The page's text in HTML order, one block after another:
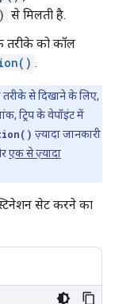
से मिलती है.
तरीके को कॉल
.
तरीके से दिखाने के लिए,
ट्रिप के वेपॉइंट में
ज़्यादा जानकारी
एक से ज़्यादा
सेट करने का